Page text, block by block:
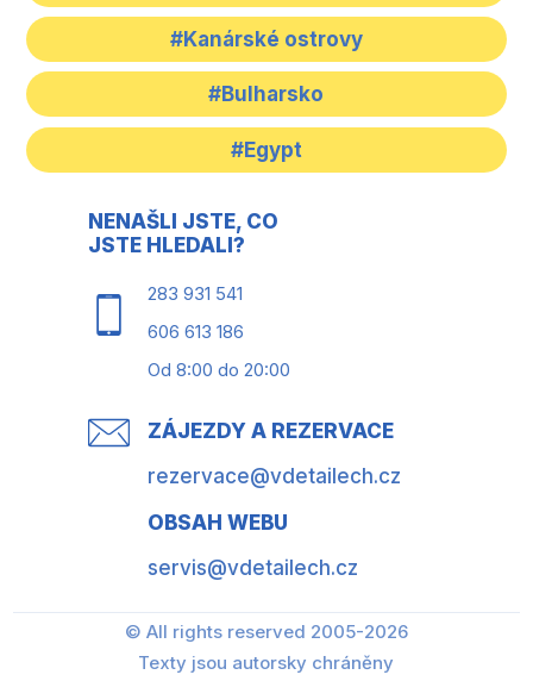
#Kanárské ostrovy
#Bulharsko
#Egypt
NENAŠLI JSTE, CO
JSTE HLEDALI?
283 931 541
606 613 186
Od 8:00 do 20:00
ZÁJEZDY A REZERVACE
rezervace@vdetailech.cz
OBSAH WEBU
servis@vdetailech.cz
© All rights reserved 2005-2026
Texty jsou autorsky chráněny